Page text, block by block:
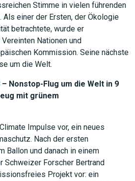
Stimme in vielen führenden
einer der Ersten, der Ökologie
betrachtete, wurde er
Nationen und
Kommission. Seine nächste
um die Welt.
Nonstop-Flug um die Welt in 9
mit grünem
Impulse vor, ein neues
Nach der ersten
Ballon und danach in einem
Schweizer Forscher Bertrand
Projekt vor: ein